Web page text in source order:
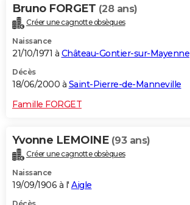
Bruno FORGET (28 ans)
Créer une cagnotte obsèques
Naissance
21/10/1971 à Château-Gontier-sur-Mayenne
Décès
18/06/2000 à Saint-Pierre-de-Manneville
Famille FORGET
Yvonne LEMOINE (93 ans)
Créer une cagnotte obsèques
Naissance
19/09/1906 à l' Aigle